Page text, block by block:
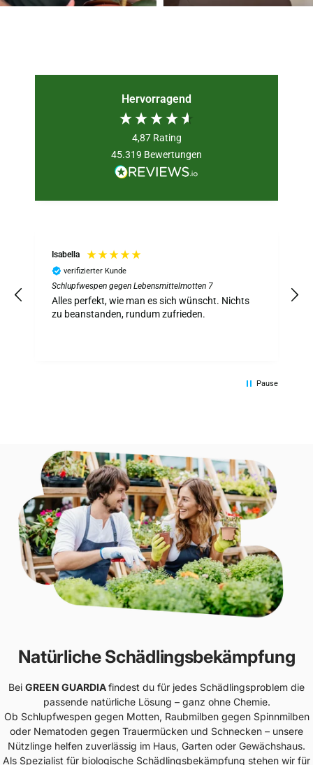
Hervorragend
4,87 Rating
45.319 Bewertungen
Isabella
verifizierter Kunde
Schlupfwespen gegen Lebensmittelmotten 7
Alles perfekt, wie man es sich wünscht. Nichts
zu beanstanden, rundum zufrieden.
Pause
Natürliche Schädlingsbekämpfung
Bei GREEN GUARDIAfindest du für jedes Schädlingsproblem die
passende natürliche Lösung – ganz ohne Chemie.
Ob Schlupfwespen gegen Motten, Raubmilben gegen Spinnmilben
oder Nematoden gegen Trauermücken und Schnecken – unsere
Nützlinge helfen zuverlässig im Haus, Garten oder Gewächshaus.
Als Spezialist für biologische Schädlingsbekämpfung stehen wir für